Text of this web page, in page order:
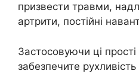
призвести травми,
артрити, постійні
Застосовуючи ці
забезпечите рухливість